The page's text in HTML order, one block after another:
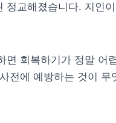
정교해졌습니다. 지인
면 회복하기가 정말 어
전에 예방하는 것이 무